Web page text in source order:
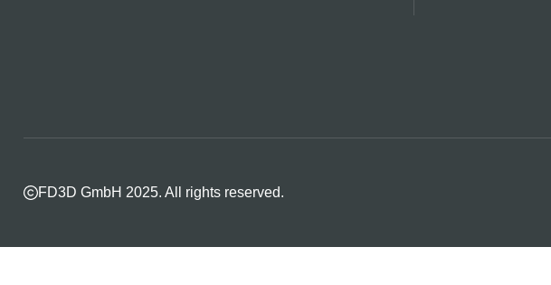
FD3D GmbH 2025. All rights reserved.